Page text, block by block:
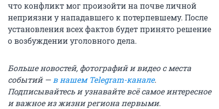
что конфликт мог произойти на почве личной
неприязни у нападавшего к потерпевшему. После
установления всех фактов будет принято решение
о возбуждении уголовного дела.
Больше новостей, фотографий и видео с места
событий —в нашем Telegram-канале.
Подписывайтесь и узнавайте всё самое интересное
и важное из жизни региона первыми.